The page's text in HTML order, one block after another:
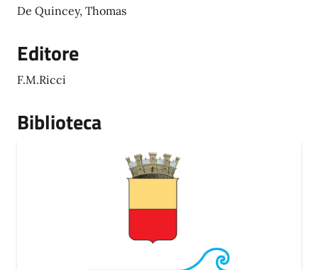
De Quincey, Thomas
Editore
F.M.Ricci
Biblioteca